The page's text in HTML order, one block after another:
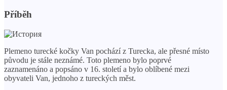
Příběh
Plemeno turecké kočky Van pochází z Turecka, ale přesné místo
původu je stále neznámé. Toto plemeno bylo poprvé
zaznamenáno a popsáno v 16. století a bylo oblíbené mezi
obyvateli Van, jednoho z tureckých měst.